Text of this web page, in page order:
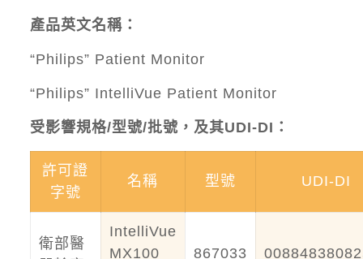
產品英文名稱：
“Philips” Patient Monitor
“Philips” IntelliVue Patient Monitor
受影響規格/型號/批號，及其UDI-DI：
許可證
字號
名稱 型號 UDI-DI
衛部醫
IntelliVue
MX100
867033